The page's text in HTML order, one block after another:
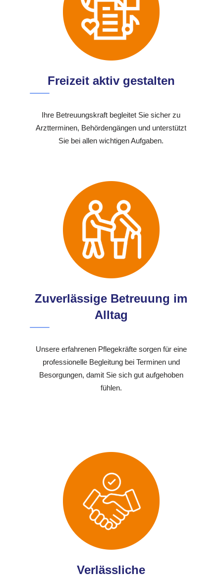
Freizeit aktiv gestalten
Ihre Betreuungskraft begleitet Sie sicher zu
Arztterminen, Behördengängen und unterstützt
Sie bei allen wichtigen Aufgaben.
Zuverlässige Betreuung im
Alltag
Unsere erfahrenen Pflegekräfte sorgen für eine
professionelle Begleitung bei Terminen und
Besorgungen, damit Sie sich gut aufgehoben
fühlen.
Verlässliche